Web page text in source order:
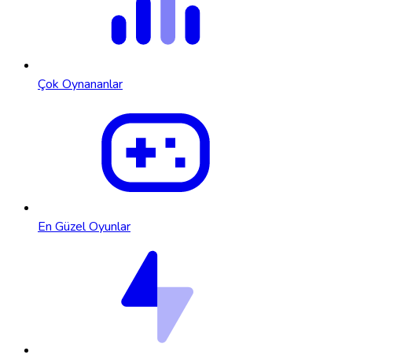
Çok Oynananlar
En Güzel Oyunlar